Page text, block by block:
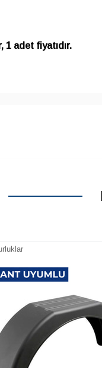
1 adet fiyatıdır.